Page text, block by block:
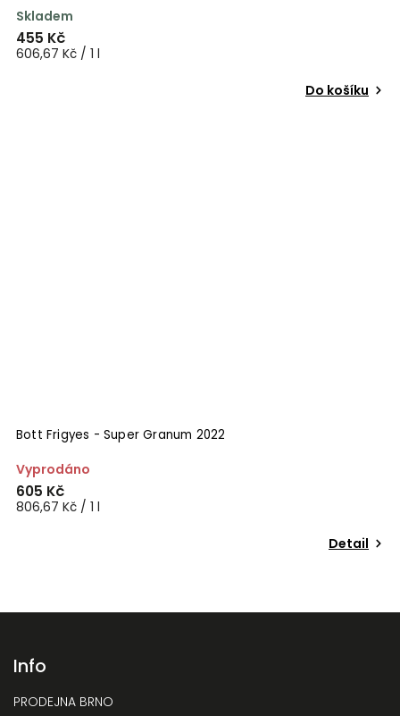
Skladem
455 Kč
606,67 Kč / 1 l
Do košíku
Bott Frigyes - Super Granum 2022
Vyprodáno
605 Kč
806,67 Kč / 1 l
Detail
Info
PRODEJNA BRNO